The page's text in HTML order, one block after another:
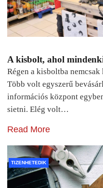
A kisbolt, ahol
Régen a kisboltba
Több volt egyszerű
információs központ
sietni. Elég volt…
Read More
TIZENHETEDIK